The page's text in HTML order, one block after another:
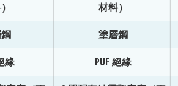
緣
材料）
塗層鋼
PUF 絕緣